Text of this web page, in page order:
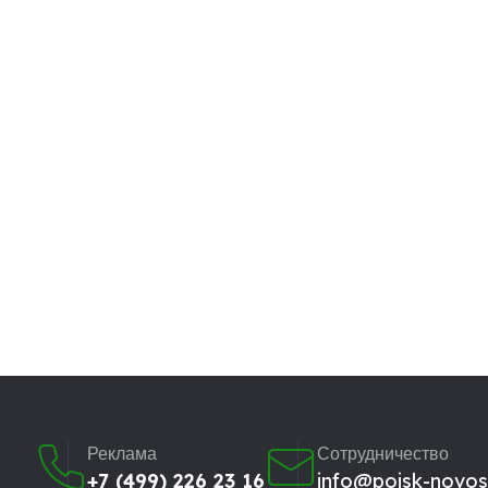
Реклама
+7 (499) 226 23 16
Сотрудничество
info@poisk-